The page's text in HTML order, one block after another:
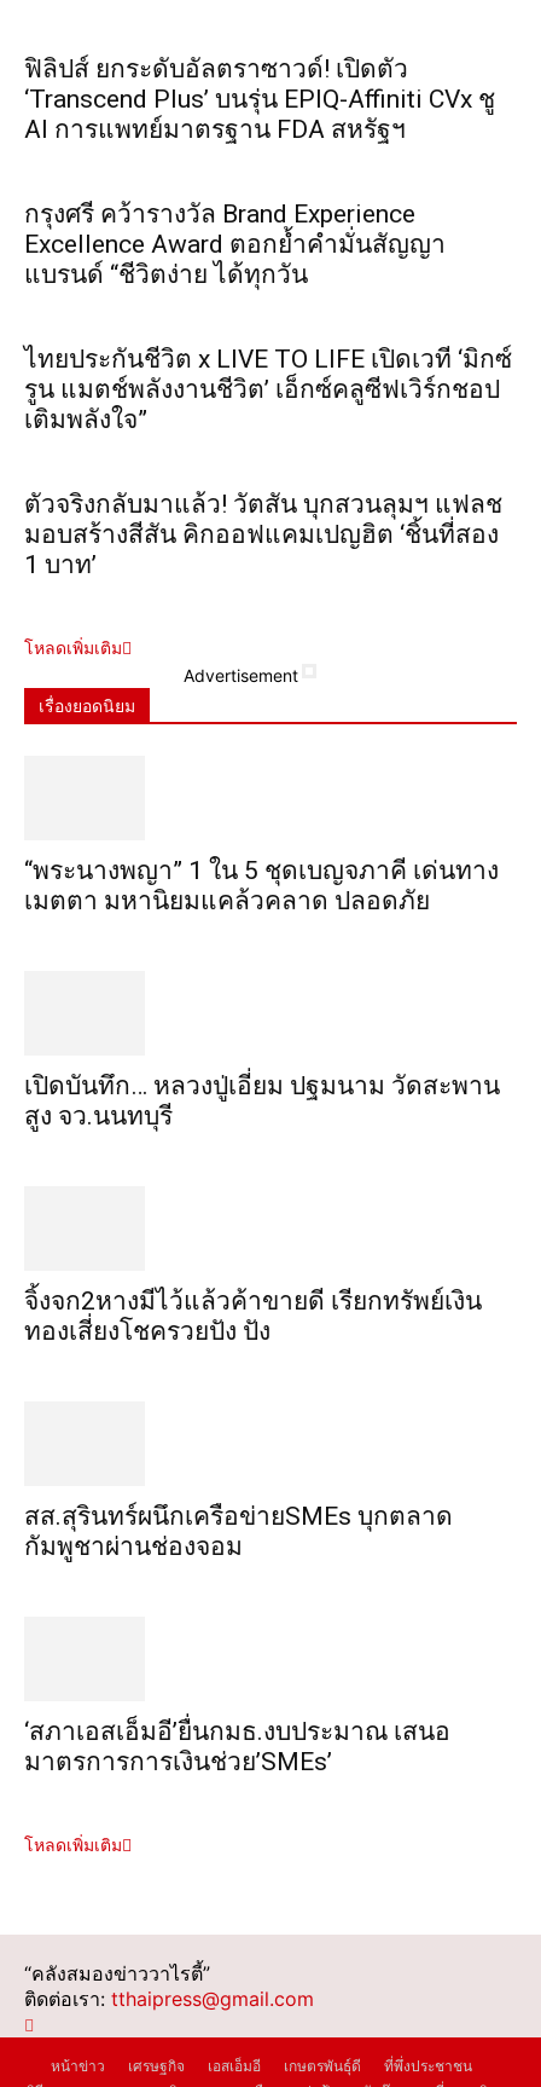
ฟิลิปส์ ยกระดับอัลตราซาวด์! เปิดตัว
‘Transcend Plus’ บนรุ่น EPIQ-Affiniti CVx ชู
AI การแพทย์มาตรฐาน FDA สหรัฐฯ
กรุงศรี คว้ารางวัล Brand Experience
Excellence Award ตอกย้ำคำมั่นสัญญา
แบรนด์ “ชีวิตง่าย ได้ทุกวัน
ไทยประกันชีวิต x LIVE TO LIFE เปิดเวที ‘มิกซ์
รูน แมตช์พลังงานชีวิต’ เอ็กซ์คลูซีฟเวิร์กชอป
เติมพลังใจ”
ตัวจริงกลับมาแล้ว! วัตสัน บุกสวนลุมฯ แฟลช
มอบสร้างสีสัน คิกออฟแคมเปญฮิต ‘ชิ้นที่สอง
1 บาท’
โหลดเพิ่มเติม
Advertisement
เรื่องยอดนิยม
“พระ​นาง​พญา” 1 ใน 5​ ชุดเบญจ​ภาคี​ เด่นทาง
เมตตา​ มหา​นิยม​แคล้วคลาด​ ปลอดภัย​
เปิดบันทึก… หลวงปู่เอี่ยม ​ปฐม​นาม​ วัดสะพาน
สูง​ จว.นนทบุรี
จิ้งจก​2​หาง​มีไว้แล้ว​ค้าขาย​ดี​ เรียก​ทรัพย์เงิน
ทอง​เสี่ยงโชค​รวยปัง​ ปัง​
สส.สุรินทร์ผนึกเครือข่ายSMEs บุกตลาด
กัมพูชาผ่านช่องจอม
‘สภาเอสเอ็มอี’ยื่นกมธ.งบประมาณ เสนอ
มาตรการการเงินช่วย’SMEs’
โหลดเพิ่มเติม
“คลังสมองข่าววาไรตี้”
ติดต่อเรา: tthaipress@gmail.com
หน้าข่าว เศรษฐกิจ เอสเอ็มอี เกษตรพันธุ์ดี
ที่พึ่งประชาชน